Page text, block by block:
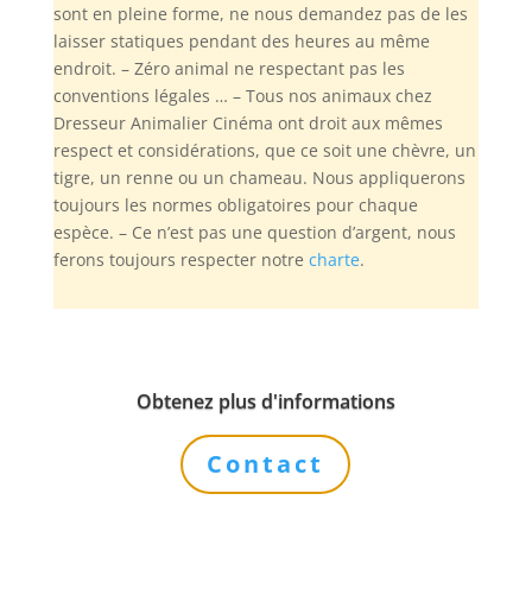
sont en pleine forme, ne nous demandez pas de les
laisser statiques pendant des heures au même
endroit. – Zéro animal ne respectant pas les
conventions légales … – Tous nos animaux chez
Dresseur Animalier Cinéma ont droit aux mêmes
respect et considérations, que ce soit une chèvre, un
tigre, un renne ou un chameau. Nous appliquerons
toujours les normes obligatoires pour chaque
espèce. – Ce n’est pas une question d’argent, nous
ferons toujours respecter notre charte.
Obtenez plus d'informations
Contact